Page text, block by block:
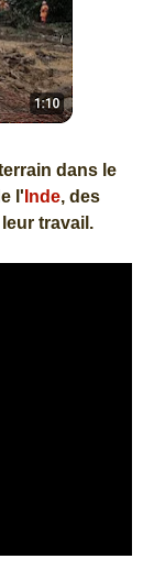
dans le
l' Inde, des
travail.